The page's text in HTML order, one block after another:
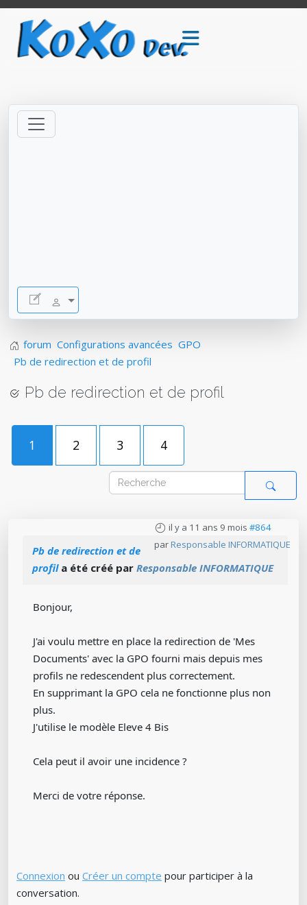
forum Configurations avancées GPO
Pb de redirection et de profil
Pb de redirection et de profil
1 2 3 4
il y a 11 ans 9 mois #864
par Responsable INFORMATIQUE
Pb de redirection et de
profila été créé par Responsable INFORMATIQUE
Bonjour,
J'ai voulu mettre en place la redirection de 'Mes
Documents' avec la GPO fourni mais depuis mes
profils ne redescendent plus correctement.
En supprimant la GPO cela ne fonctionne plus non
plus.
J'utilise le modèle Eleve 4 Bis
Cela peut il avoir une incidence ?
Merci de votre réponse.
Connexion ou Créer un compte pour participer à la
conversation.